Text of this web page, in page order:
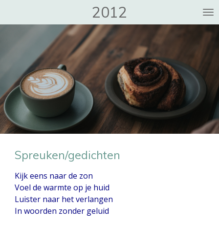
hoofdinhoud
2012
Spreuken/gedichten
Kijk eens naar de zon
Voel de warmte op je huid
Luister naar het verlangen
In woorden zonder geluid